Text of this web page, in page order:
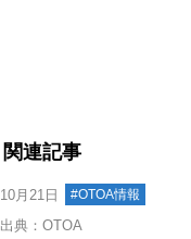
関連記事
10月21日 #OTOA情報
出典：OTOA